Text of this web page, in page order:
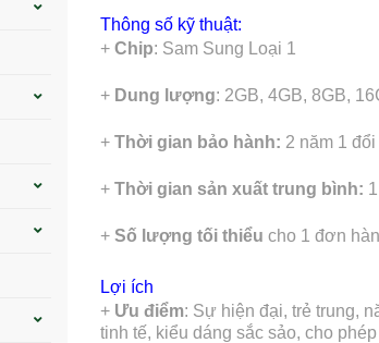
Thông số kỹ thuật:
+ Chip: Sam Sung Loại 1
+ Dung lượng: 2GB, 4GB, 8GB,
+ Thời gian bảo hành: 2 năm 1 đổi
+ Thời gian sản xuất trung bình:
+ Số lượng tối thiểu cho 1 đơn
Lợi ích
+ Ưu điểm: Sự hiện đại, trẻ trung,
tinh tế, kiểu dáng sắc sảo, cho